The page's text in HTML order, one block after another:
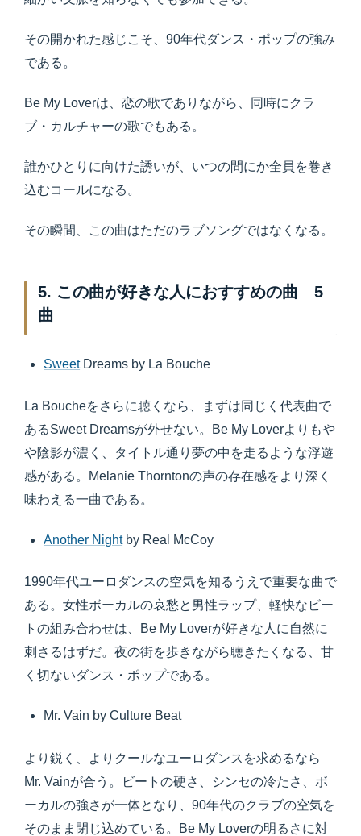
その開かれた感じこそ、90年代ダンス・ポップの強み
である。
Be My Loverは、恋の歌でありながら、同時にクラ
ブ・カルチャーの歌でもある。
誰かひとりに向けた誘いが、いつの間にか全員を巻き
込むコールになる。
その瞬間、この曲はただのラブソングではなくなる。
5. この曲が好きな人におすすめの曲 5
曲
SweetDreams by La Bouche
La Boucheをさらに聴くなら、まずは同じく代表曲で
あるSweet Dreamsが外せない。Be My Loverよりもや
や陰影が濃く、タイトル通り夢の中を走るような浮遊
感がある。Melanie Thorntonの声の存在感をより深く
味わえる一曲である。
Another Nightby Real McCoy
1990年代ユーロダンスの空気を知るうえで重要な曲で
ある。女性ボーカルの哀愁と男性ラップ、軽快なビー
トの組み合わせは、Be My Loverが好きな人に自然に
刺さるはずだ。夜の街を歩きながら聴きたくなる、甘
く切ないダンス・ポップである。
Mr. Vain by Culture Beat
より鋭く、よりクールなユーロダンスを求めるなら
Mr. Vainが合う。ビートの硬さ、シンセの冷たさ、ボ
ーカルの強さが一体となり、90年代のクラブの空気を
そのまま閉じ込めている。Be My Loverの明るさに対